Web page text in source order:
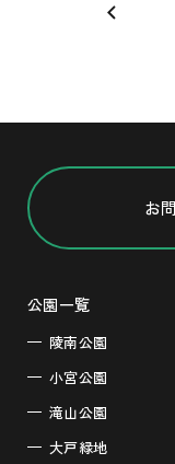
お
公園一覧
陵南公園
小宮公園
滝山公園
大戸緑地